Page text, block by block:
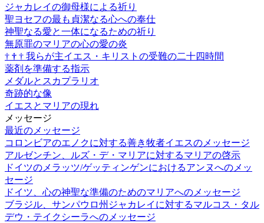
ジャカレイの御母様による祈り
聖ヨセフの最も貞潔なる心への奉仕
神聖なる愛と一体になるための祈り
無原罪のマリアの心の愛の炎
† † † 我らが主イエス・キリストの受難の二十四時間
薬剤を準備する指示
メダルとスカプラリオ
奇跡的な像
イエスとマリアの現れ
メッセージ
最近のメッセージ
コロンビアのエノクに対する善き牧者イエスのメッセージ
アルゼンチン、ルズ・デ・マリアに対するマリアの啓示
ドイツのメラッツ/ゲッティンゲンにおけるアンヌへのメッ
セージ
ドイツ、心の神聖な準備のためのマリアへのメッセージ
ブラジル、サンパウロ州ジャカレイに対するマルコス・タル
デウ・テイクシーラへのメッセージ